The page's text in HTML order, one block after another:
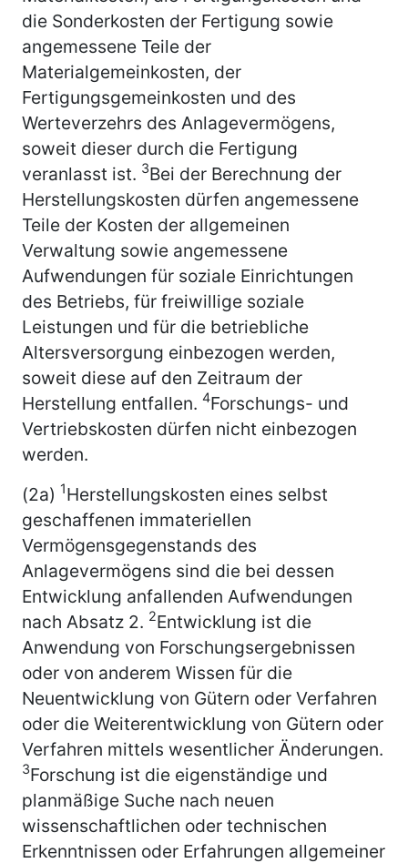
die Sonderkosten der Fertigung sowie
angemessene Teile der
Materialgemeinkosten, der
Fertigungsgemeinkosten und des
Werteverzehrs des Anlagevermögens,
soweit dieser durch die Fertigung
veranlasst ist. 3Bei der Berechnung der
Herstellungskosten dürfen angemessene
Teile der Kosten der allgemeinen
Verwaltung sowie angemessene
Aufwendungen für soziale Einrichtungen
des Betriebs, für freiwillige soziale
Leistungen und für die betriebliche
Altersversorgung einbezogen werden,
soweit diese auf den Zeitraum der
Herstellung entfallen. 4Forschungs- und
Vertriebskosten dürfen nicht einbezogen
werden.
(2a) 1Herstellungskosten eines selbst
geschaffenen immateriellen
Vermögensgegenstands des
Anlagevermögens sind die bei dessen
Entwicklung anfallenden Aufwendungen
nach Absatz 2. 2Entwicklung ist die
Anwendung von Forschungsergebnissen
oder von anderem Wissen für die
Neuentwicklung von Gütern oder Verfahren
oder die Weiterentwicklung von Gütern oder
Verfahren mittels wesentlicher Änderungen.
3Forschung ist die eigenständige und
planmäßige Suche nach neuen
wissenschaftlichen oder technischen
Erkenntnissen oder Erfahrungen allgemeiner